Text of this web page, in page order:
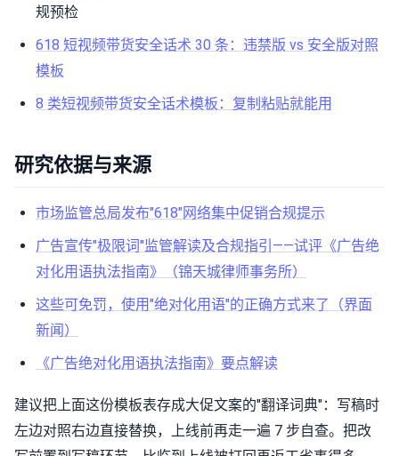
规预检
618 短视频带货安全话术 30 条：违禁版 vs 安全版对照
模板
8 类短视频带货安全话术模板：复制粘贴就能用
研究依据与来源
市场监管总局发布"618"网络集中促销合规提示
广告宣传"极限词"监管解读及合规指引——试评《广告绝
对化用语执法指南》（锦天城律师事务所）
这些可免罚，使用"绝对化用语"的正确方式来了（界面
新闻）
《广告绝对化用语执法指南》要点解读
建议把上面这份模板表存成大促文案的"翻译词典"：写稿时
左边对照右边直接替换，上线前再走一遍 7 步自查。把改